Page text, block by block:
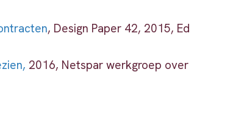
, Design Paper 42, 2015, Ed
2016, Netspar werkgroep over